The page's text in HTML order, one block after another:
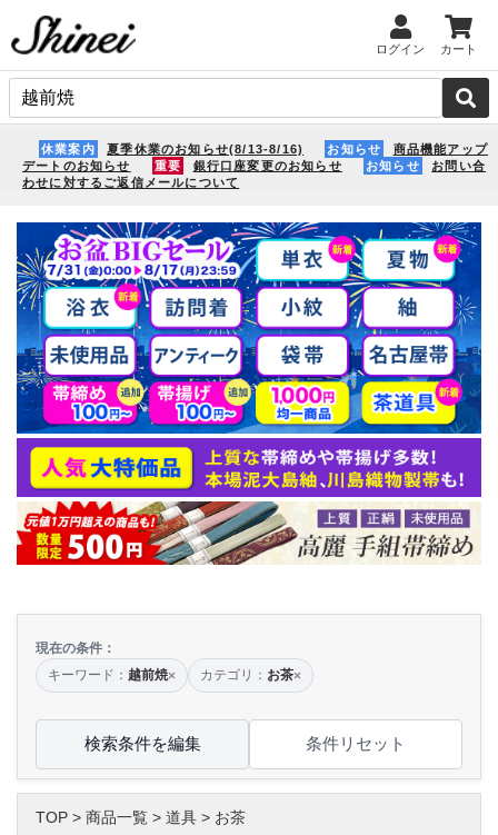
ログイン カート
休業案内 夏季休業のお知らせ(8/13-8/16) お知らせ
商品機能アップ
デートのお知らせ
重要 銀行口座変更のお知らせ お知らせ
お問い合
わせに対するご返信メールについて
現在の条件：
キーワード： 越前焼× カテゴリ： お茶×
検索条件を編集 条件リセット
TOP > 商品一覧 > 道具 > お茶